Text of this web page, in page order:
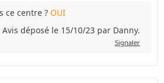
ce centre ? OUI
Avis déposé le 15/10/23 par Danny.
Signaler